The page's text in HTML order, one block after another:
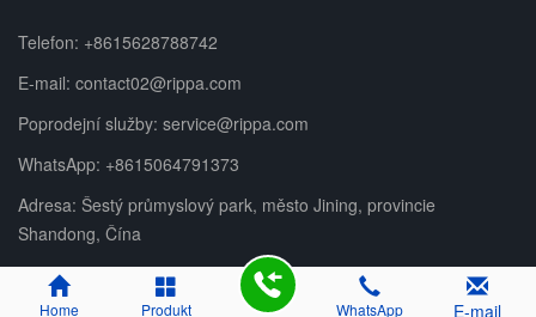
Home Produkt WhatsApp E-mail
Telefon: +8615628788742
E-mail: contact02@rippa.com
Poprodejní služby: service@rippa.com
WhatsApp: +8615064791373
Adresa: Šestý průmyslový park, město Jining, provincie
Shandong, Čína